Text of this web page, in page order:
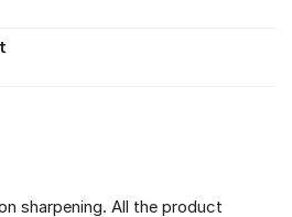
sharpening. All the product